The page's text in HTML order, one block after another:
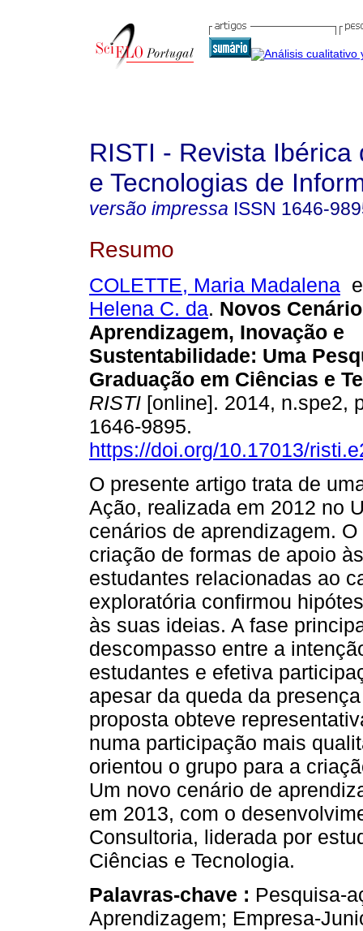
RISTI - Revista Ibérica
e Tecnologias de
versão impressa ISSN 1646-
Resumo
COLETTE, Maria Madalena
Helena C. da. Novos
Aprendizagem, Inovação e
Sustentabilidade: Uma
Graduação em Ciências e
RISTI [online]. 2014, n.spe2,
1646-9895.
https://doi.org/10.17013/
O presente artigo trata de
Ação, realizada em 2012 no
cenários de aprendizagem.
criação de formas de apoio
estudantes relacionadas ao
exploratória confirmou
às suas ideias. A fase
descompasso entre a
estudantes e efetiva
apesar da queda da
proposta obteve
numa participação mais
orientou o grupo para a
Um novo cenário de
em 2013, com o
Consultoria, liderada por
Ciências e Tecnologia.
Palavras-chave : Pesquisa-
Aprendizagem; Empresa-